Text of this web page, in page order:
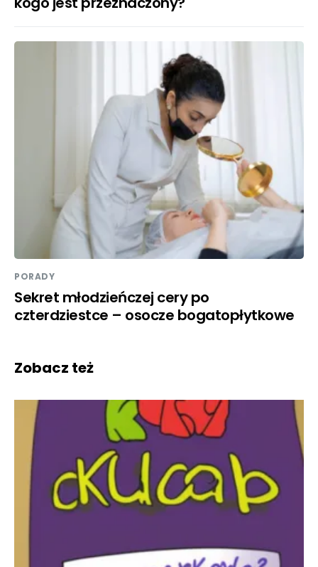
PORADY
Sekret młodzieńczej cery po
czterdziestce – osocze bogatopłytkowe
Zobacz też